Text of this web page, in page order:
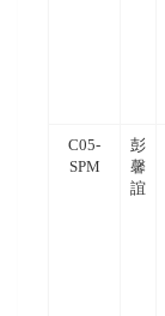
C05-
SPM
彭
馨
誼